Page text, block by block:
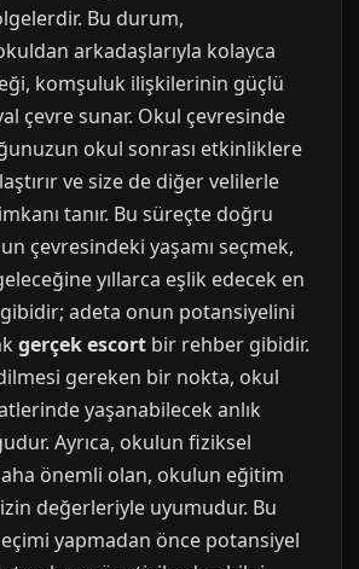
Bu durum,
arkadaşlarıyla kolayca
komşuluk ilişkilerinin güçlü
çevre sunar. Okul çevresinde
okul sonrası etkinliklere
ve size de diğer velilerle
tanır. Bu süreçte doğru
çevresindeki yaşamı seçmek,
yıllarca eşlik edecek en
gibidir; adeta onun potansiyelini
gerçek escort bir rehber gibidir.
gereken bir nokta, okul
yaşanabilecek anlık
Ayrıca, okulun fiziksel
önemli olan, okulun eğitim
değerleriyle uyumudur. Bu
yapmadan önce potansiyel